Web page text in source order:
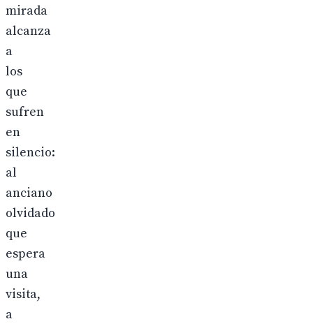
mirada
alcanza
a
los
que
sufren
en
silencio:
al
anciano
olvidado
que
espera
una
visita,
a